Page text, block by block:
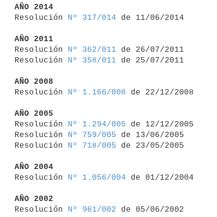
AÑO 2014
Resolución
Nº 317/014 de 11/06/2014
AÑO 2011
Resolución
Nº 362/011 de 26/07/2011
Resolución
Nº 358/011 de 25/07/2011
AÑO 2008
Resolución
Nº 1.166/008 de 22/12/2008
AÑO 2005
Resolución
Nº 1.294/005 de 12/12/2005
Resolución
Nº 759/005 de 13/06/2005
Resolución
Nº 718/005 de 23/05/2005
AÑO 2004
Resolución
Nº 1.056/004 de 01/12/2004
AÑO 2002
Resolución
Nº 961/002 de 05/06/2002